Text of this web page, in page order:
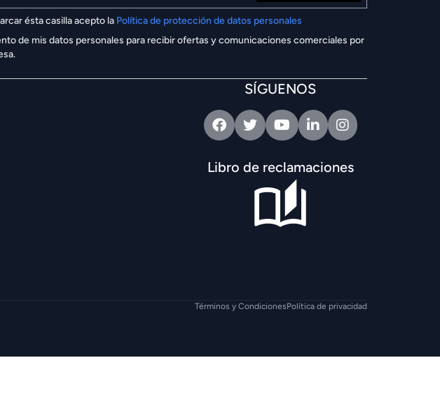
ésta casilla acepto la Política de protección de datos personales
de mis datos personales para recibir ofertas y comunicaciones comerciales por
SÍGUENOS
FacebookTwitterYoutubeLinkedinIntagram
Libro de reclamaciones
Términos y CondicionesPolítica de privacidad